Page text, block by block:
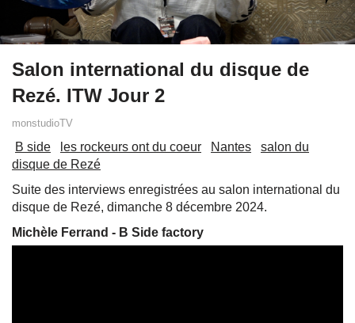
Salon international du disque de
Rezé. ITW Jour 2
monstudioTV
B side les rockeurs ont du coeur Nantes
salon du
disque de Rezé
Suite des interviews enregistrées au salon international du
disque de Rezé, dimanche 8 décembre 2024.
Michèle Ferrand - B Side factory